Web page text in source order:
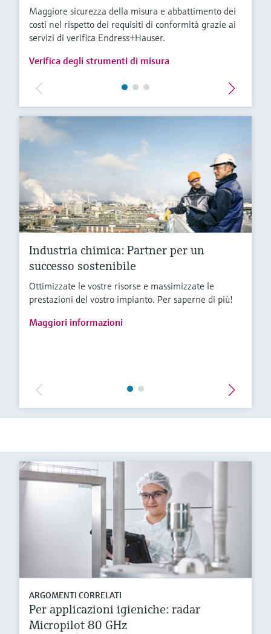
Maggiore sicurezza della misura e abbattimento dei
costi nel rispetto dei requisiti di conformità grazie ai
servizi di verifica Endress+Hauser.
Verifica degli strumenti di misura
Industria chimica: Partner per un
successo sostenibile
Ottimizzate le vostre risorse e massimizzate le
prestazioni del vostro impianto. Per saperne di più!
Maggiori informazioni
ARGOMENTI CORRELATI
Per applicazioni igieniche: radar
Micropilot 80 GHz